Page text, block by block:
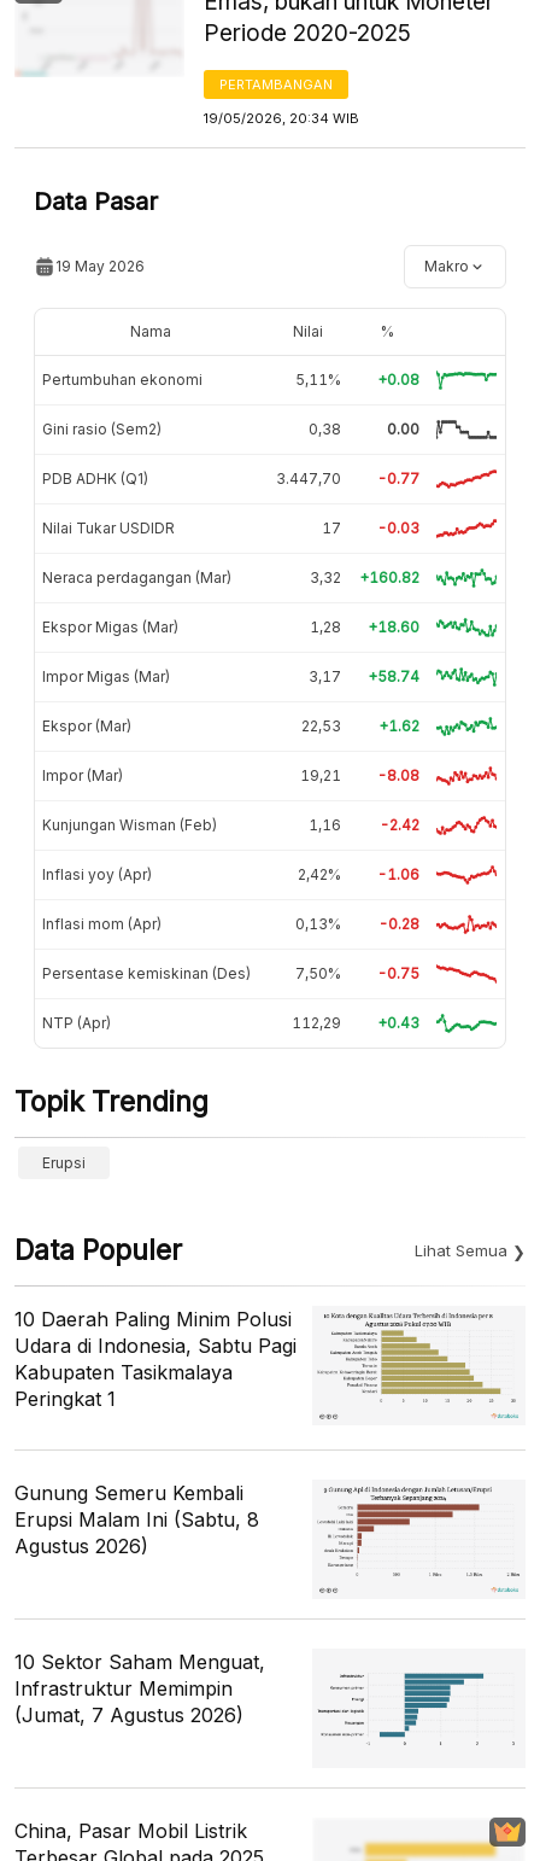
Periode 2020-2025
PERTAMBANGAN
19/05/2026, 20:34 WIB
Data Pasar
19 May 2026 Makro
Nama Nilai %
Pertumbuhan ekonomi 5,11% +0.08
Gini rasio (Sem2) 0,38 0.00
PDB ADHK (Q1) 3.447,70 -0.77
Nilai Tukar USDIDR 17 -0.03
Neraca perdagangan (Mar) 3,32 +160.82
Ekspor Migas (Mar) 1,28 +18.60
Impor Migas (Mar) 3,17 +58.74
Ekspor (Mar) 22,53 +1.62
Impor (Mar) 19,21 -8.08
Kunjungan Wisman (Feb) 1,16 -2.42
Inflasi yoy (Apr) 2,42% -1.06
Inflasi mom (Apr) 0,13% -0.28
Persentase kemiskinan (Des) 7,50% -0.75
NTP (Apr) 112,29 +0.43
Topik Trending
Erupsi
Data Populer Lihat Semua
10 Daerah Paling Minim Polusi
Udara di Indonesia, Sabtu Pagi
Kabupaten Tasikmalaya
Peringkat 1
Gunung Semeru Kembali
Erupsi Malam Ini (Sabtu, 8
Agustus 2026)
10 Sektor Saham Menguat,
Infrastruktur Memimpin
(Jumat, 7 Agustus 2026)
China, Pasar Mobil Listrik